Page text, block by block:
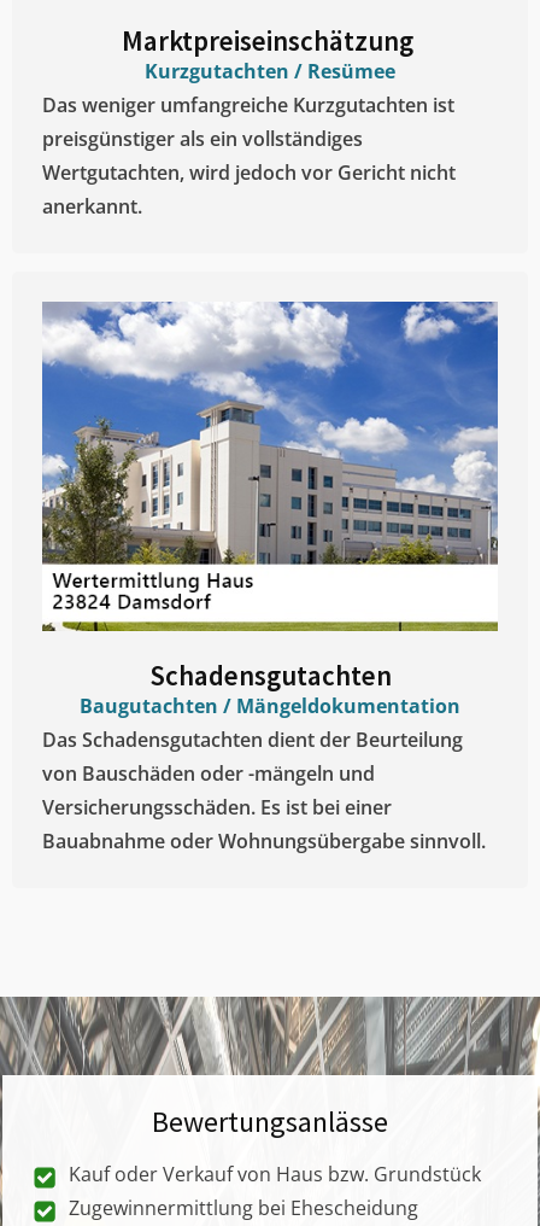
Marktpreiseinschätzung ​
Kurzgutachten / Resümee
Das weniger umfangreiche Kurzgutachten ist
preisgünstiger als ein vollständiges
Wertgutachten, wird jedoch vor Gericht nicht
anerkannt.
Schadensgutachten
Baugutachten / Mängeldokumentation
Das Schadensgutachten dient der Beurteilung
von Bauschäden oder -mängeln und
Versicherungsschäden. Es ist bei einer
Bauabnahme oder Wohnungsübergabe sinnvoll.
Bewertungsanlässe
Kauf oder Verkauf von Haus bzw. Grundstück
Zugewinnermittlung bei Ehescheidung